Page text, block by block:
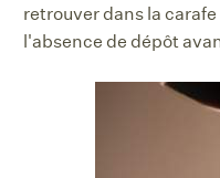
retrouver dans la
l'absence de dépôt